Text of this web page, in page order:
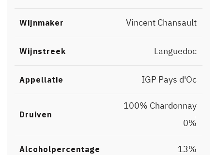
Wijnmaker Vincent Chansault
Wijnstreek Languedoc
Appellatie IGP Pays d'Oc
Druiven
0%
100% Chardonnay
Alcoholpercentage 13%